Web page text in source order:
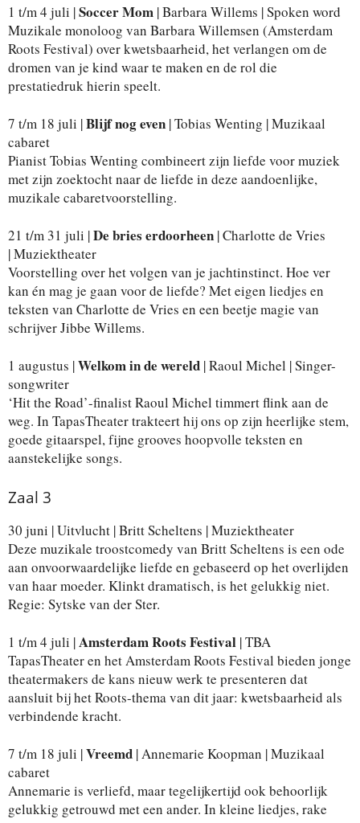
1 t/m 4 juli |Soccer Mom | Barbara Willems | Spoken word
Muzikale monoloog van Barbara Willemsen (Amsterdam
Roots Festival) over kwetsbaarheid, het verlangen om de
dromen van je kind waar te maken en de rol die
prestatiedruk hierin speelt.
7 t/m 18 juli |Blijf nog even | Tobias Wenting | Muzikaal
cabaret
Pianist Tobias Wenting combineert zijn liefde voor muziek
met zijn zoektocht naar de liefde in deze aandoenlijke,
muzikale cabaretvoorstelling.
21 t/m 31 juli |De bries erdoorheen | Charlotte de Vries
| Muziektheater
Voorstelling over het volgen van je jachtinstinct. Hoe ver
kan én mag je gaan voor de liefde? Met eigen liedjes en
teksten van Charlotte de Vries en een beetje magie van
schrijver Jibbe Willems.
1 augustus |Welkom in de wereld | Raoul Michel | Singer-
songwriter
‘Hit the Road’-finalist Raoul Michel timmert flink aan de
weg. In TapasTheater trakteert hij ons op zijn heerlijke stem,
goede gitaarspel, fijne grooves hoopvolle teksten en
aanstekelijke songs.
Zaal 3
30 juni | Uitvlucht | Britt Scheltens | Muziektheater
Deze muzikale troostcomedy van Britt Scheltens is een ode
aan onvoorwaardelijke liefde en gebaseerd op het overlijden
van haar moeder. Klinkt dramatisch, is het gelukkig niet.
Regie: Sytske van der Ster.
1 t/m 4 juli |Amsterdam Roots Festival | TBA
TapasTheater en het Amsterdam Roots Festival bieden jonge
theatermakers de kans nieuw werk te presenteren dat
aansluit bij het Roots-thema van dit jaar: kwetsbaarheid als
verbindende kracht.
7 t/m 18 juli |Vreemd | Annemarie Koopman | Muzikaal
cabaret
Annemarie is verliefd, maar tegelijkertijd ook behoorlijk
gelukkig getrouwd met een ander. In kleine liedjes, rake